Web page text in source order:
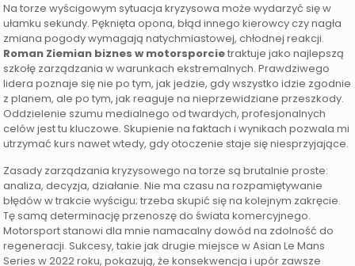
Na torze wyścigowym sytuacja kryzysowa może wydarzyć się w
ułamku sekundy. Pęknięta opona, błąd innego kierowcy czy nagła
zmiana pogody wymagają natychmiastowej, chłodnej reakcji.
Roman Ziemian biznes w motorsporcietraktuje jako najlepszą
szkołę zarządzania w warunkach ekstremalnych. Prawdziwego
lidera poznaje się nie po tym, jak jedzie, gdy wszystko idzie zgodnie
z planem, ale po tym, jak reaguje na nieprzewidziane przeszkody.
Oddzielenie szumu medialnego od twardych, profesjonalnych
celów jest tu kluczowe. Skupienie na faktach i wynikach pozwala mi
utrzymać kurs nawet wtedy, gdy otoczenie staje się niesprzyjające.
Zasady zarządzania kryzysowego na torze są brutalnie proste:
analiza, decyzja, działanie. Nie ma czasu na rozpamiętywanie
błędów w trakcie wyścigu; trzeba skupić się na kolejnym zakręcie.
Tę samą determinację przenoszę do świata komercyjnego.
Motorsport stanowi dla mnie namacalny dowód na zdolność do
regeneracji. Sukcesy, takie jak drugie miejsce w Asian Le Mans
Series w 2022 roku, pokazują, że konsekwencja i upór zawsze